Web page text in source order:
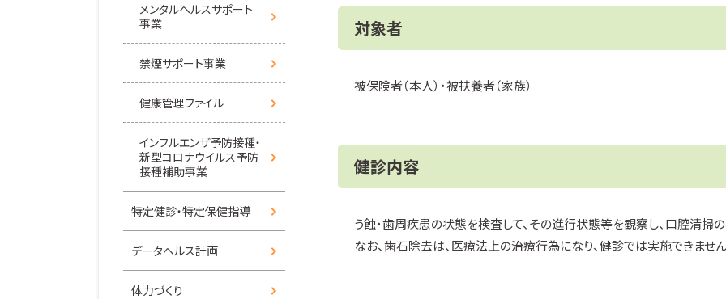
対象者
被保険者（本人）・被扶養者（家族）
健診内容
う蝕・歯周疾患の状態を検査して、その進行状態等を観察し、口腔清掃
なお、歯石除去は、医療法上の治療行為になり、健診では実施できません
メンタルヘルスサポート
事業
禁煙サポート事業
健康管理ファイル
インフルエンザ予防接種・
新型コロナウイルス予防
接種補助事業
特定健診・特定保健指導
データヘルス計画
体力づくり